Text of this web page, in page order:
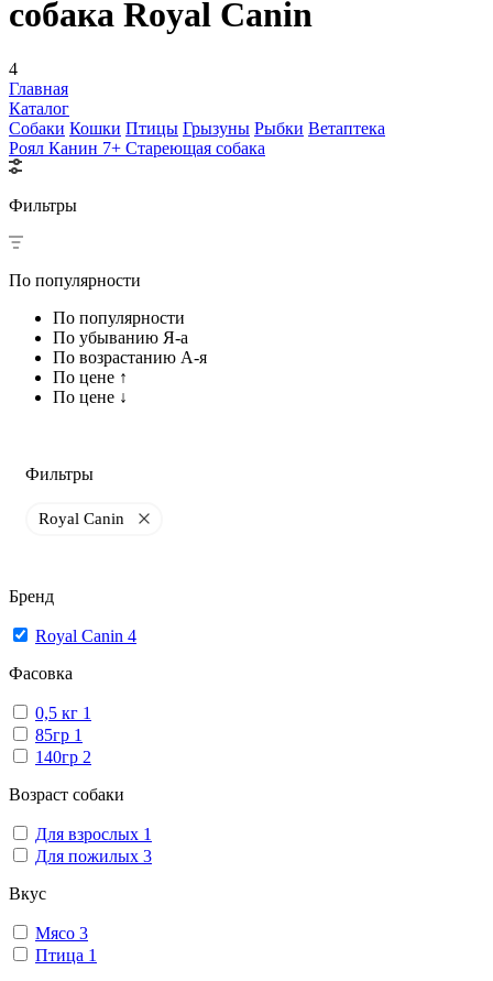
собака Royal Canin
4
Главная
Каталог
Собаки Кошки Птицы Грызуны Рыбки Ветаптека
Роял Канин 7+ Стареющая собака
Фильтры
По популярности
По популярности
По убыванию Я-а
По возрастанию А-я
По цене ↑
По цене ↓
Фильтры
Royal Canin
Бренд
Royal Canin 4
Фасовка
0,5 кг 1
85гр 1
140гр 2
Возраст собаки
Для взрослых 1
Для пожилых 3
Вкус
Мясо 3
Птица 1